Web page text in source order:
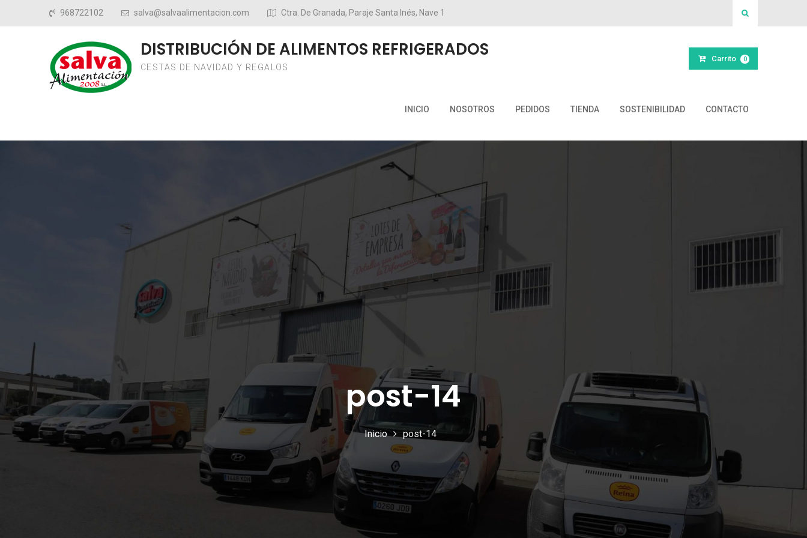
Saltar al contenido968722102 salva@salvaalimentacion.com Ctra. De Granada, Paraje Santa Inés, Nave 1
DISTRIBUCIÓN DE ALIMENTOS REFRIGERADOS
CESTAS DE NAVIDAD Y REGALOS
Carrito 0
INICIO NOSOTROS PEDIDOS TIENDA SOSTENIBILIDAD CONTACTO
post-14
Inicio post-14